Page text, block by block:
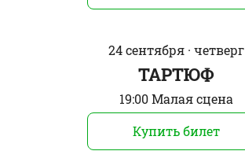
24 сентября · четверг
ТАРТЮФ
19:00 Малая сцена
Купить билет